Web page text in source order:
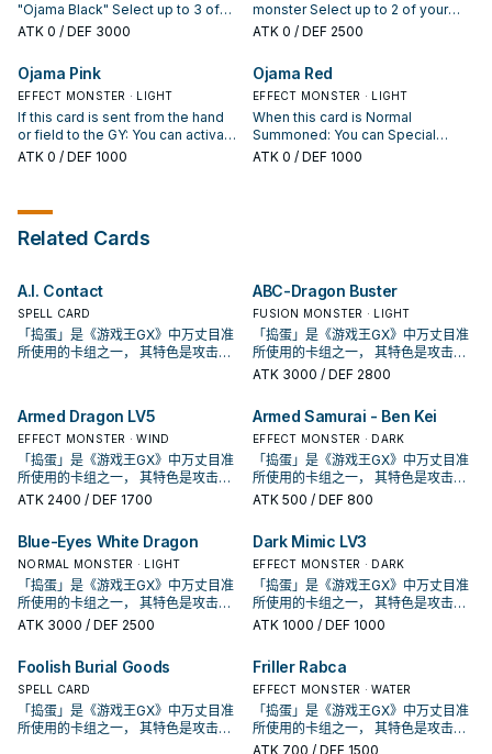
instead. You can target 1 non-Link
"Ojama" monster in your GY;
Special Summon it, also for the
Special Summon monsters from
the Extra Deck, except Fusion
Monsters. You can only use this
effect of "Ojama Emperor" once
per turn.
"Ojama Black" Select up to 3 of
your opponent's Monster Card
cannot be used.
ATK 0 / DEF 3000
monster Select up to 2 of your
opponent's Monster Card Zones.
used.
ATK 0 / DEF 2500
Ojama Pink
EFFECT MONSTER · LIGHT
If this card is sent from the hand
or field to the GY: You can activate
this effect; each player draws 1
Zone, and it cannot be used until
"Ojama Pink" once per turn.
ATK 0 / DEF 1000
Ojama Red
EFFECT MONSTER · LIGHT
When this card is Normal
Summoned: You can Special
Summon up to 4 "Ojama"
ATK 0 / DEF 1000
Related Cards
A.I. Contact
SPELL CARD
「捣蛋」是《游戏王GX》中万丈目准
所使用的卡组之一， 其特色是攻击力
叙述中「 据说集齐了三人就会发生什
么。 」 有着一系列围绕着三人组所设
计的强力卡片， 将看似弱小的怪兽聚
在一起以发挥其不为人知的力量。 而
其人气也让其客串于许多游戏王卡图
武装龙、光属性 ・ 机械族的牌组连接
在了一起， 强大的资源抽滤与不断的
特召， 使得其在二线牌中有了一战之
力。 使用一切手段捣乱的捣蛋三人组
中的一员。据说集齐了三人就会发生
什么。 本系列的主角三人众，也是展
痛。 ①：此卡召唤成功时才能发动。
从手牌把最多4体「捣蛋」怪兽以攻击
表示特殊召唤。
ABC-Dragon Buster
FUSION MONSTER · LIGHT
「捣蛋」是《游戏王GX》中万丈目准
所使用的卡组之一， 其特色是攻击力
0的光属性 ・ 兽族怪兽， 以及封锁对
叙述中「 据说集齐了三人就会发生什
么。 」 有着一系列围绕着三人组所设
计的强力卡片， 将看似弱小的怪兽聚
在一起以发挥其不为人知的力量。 而
其人气也让其客串于许多游戏王卡图
武装龙、光属性 ・ 机械族的牌组连接
在了一起， 强大的资源抽滤与不断的
特召， 使得其在二线牌中有了一战之
力。 使用一切手段捣乱的捣蛋三人组
中的一员。据说集齐了三人就会发生
什么。 本系列的主角三人众，也是展
痛。 ①：此卡召唤成功时才能发动。
从手牌把最多4体「捣蛋」怪兽以攻击
表示特殊召唤。
ATK 3000 / DEF 2800
Armed Dragon LV5
EFFECT MONSTER · WIND
「捣蛋」是《游戏王GX》中万丈目准
所使用的卡组之一， 其特色是攻击力
0的光属性 ・ 兽族怪兽， 以及封锁对
叙述中「 据说集齐了三人就会发生什
么。 」 有着一系列围绕着三人组所设
计的强力卡片， 将看似弱小的怪兽聚
在一起以发挥其不为人知的力量。 而
其人气也让其客串于许多游戏王卡图
武装龙、光属性 ・ 机械族的牌组连接
在了一起， 强大的资源抽滤与不断的
特召， 使得其在二线牌中有了一战之
力。 使用一切手段捣乱的捣蛋三人组
ATK 2400 / DEF 1700
Armed Samurai - Ben Kei
EFFECT MONSTER · DARK
「捣蛋」是《游戏王GX》中万丈目准
所使用的卡组之一， 其特色是攻击力
0的光属性 ・ 兽族怪兽， 以及封锁对
主角群「 捣蛋三人组 」， 如同其卡片
叙述中「 据说集齐了三人就会发生什
么。 」 有着一系列围绕着三人组所设
计的强力卡片， 将看似弱小的怪兽聚
在一起以发挥其不为人知的力量。 而
其人气也让其客串于许多游戏王卡图
武装龙、光属性 ・ 机械族的牌组连接
在了一起， 强大的资源抽滤与不断的
特召， 使得其在二线牌中有了一战之
力。 使用一切手段捣乱的捣蛋三人组
中的一员。据说集齐了三人就会发生
ATK 500 / DEF 800
Blue-Eyes White Dragon
NORMAL MONSTER · LIGHT
「捣蛋」是《游戏王GX》中万丈目准
所使用的卡组之一， 其特色是攻击力
0的光属性 ・ 兽族怪兽， 以及封锁对
主角群「 捣蛋三人组 」， 如同其卡片
叙述中「 据说集齐了三人就会发生什
么。 」 有着一系列围绕着三人组所设
计的强力卡片， 将看似弱小的怪兽聚
在一起以发挥其不为人知的力量。 而
ATK 3000 / DEF 2500
Dark Mimic LV3
EFFECT MONSTER · DARK
「捣蛋」是《游戏王GX》中万丈目准
所使用的卡组之一， 其特色是攻击力
0的光属性 ・ 兽族怪兽， 以及封锁对
主角群「 捣蛋三人组 」， 如同其卡片
叙述中「 据说集齐了三人就会发生什
么。 」 有着一系列围绕着三人组所设
计的强力卡片， 将看似弱小的怪兽聚
在一起以发挥其不为人知的力量。 而
其人气也让其客串于许多游戏王卡图
ATK 1000 / DEF 1000
Foolish Burial Goods
SPELL CARD
「捣蛋」是《游戏王GX》中万丈目准
所使用的卡组之一， 其特色是攻击力
Friller Rabca
EFFECT MONSTER · WATER
「捣蛋」是《游戏王GX》中万丈目准
所使用的卡组之一， 其特色是攻击力
0的光属性 ・ 兽族怪兽， 以及封锁对
ATK 700 / DEF 1500